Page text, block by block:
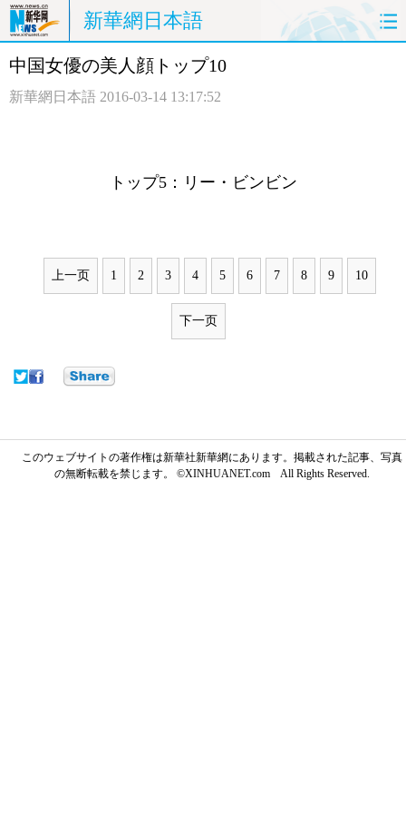
新華網日本語
ホームページ 政治
中国女優の美人顔トップ10
新華網日本語 2016-03-14 13:17:52
トップ5：リー・ビンビン
上一页 1 2 3 4 5 6 7 8 9 10
下一页
このウェブサイトの著作権は新華社新華網にあります。掲載された記事、写真
の無断転載を禁じます。 ©XINHUANET.com All Rights Reserved.